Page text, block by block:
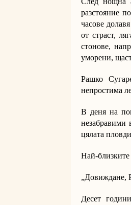
разстояние
часове
от страст,
стонове,
уморени,
Рашко
непростима
В деня на
незабравими
цялата
Най-близките
„Довиждане,
Десет